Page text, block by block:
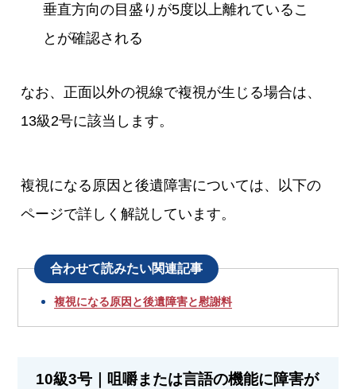
垂直方向の目盛りが5度以上離れているこ
とが確認される
なお、正面以外の視線で複視が生じる場合は、
13級2号に該当します。
複視になる原因と後遺障害については、以下の
ページで詳しく解説しています。
合わせて読みたい関連記事
複視になる原因と後遺障害と慰謝料
10級3号｜咀嚼または言語の機能に障害が